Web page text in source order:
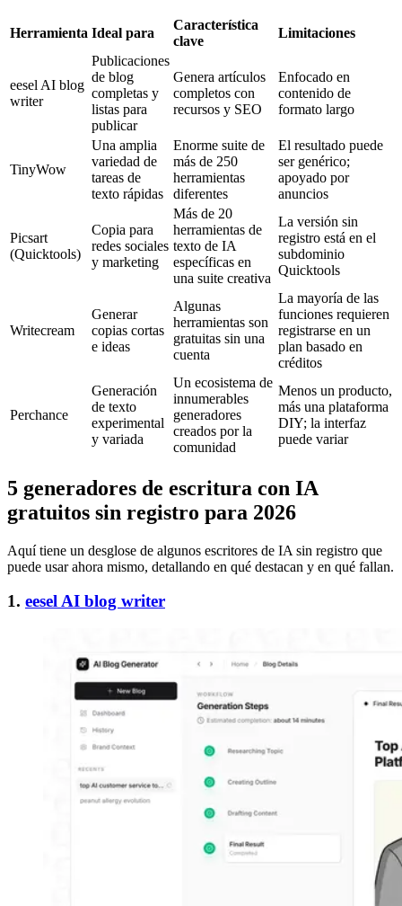
Herramienta Ideal para
Característica
clave
Limitaciones
eesel AI blog
writer
Publicaciones
de blog
completas y
listas para
publicar
Genera artículos
completos con
recursos y SEO
Enfocado en
contenido de
formato largo
TinyWow
Una amplia
variedad de
tareas de
texto rápidas
Enorme suite de
más de 250
herramientas
diferentes
El resultado puede
ser genérico;
apoyado por
anuncios
Picsart
(Quicktools)
Copia para
redes sociales
y marketing
Más de 20
herramientas de
texto de IA
específicas en
una suite creativa
La versión sin
registro está en el
subdominio
Quicktools
Writecream
Generar
copias cortas
e ideas
Algunas
herramientas son
gratuitas sin una
cuenta
La mayoría de las
funciones requieren
registrarse en un
plan basado en
créditos
Perchance
Generación
de texto
experimental
y variada
Un ecosistema de
innumerables
generadores
creados por la
comunidad
Menos un producto,
más una plataforma
DIY; la interfaz
puede variar
5 generadores de escritura con IA
gratuitos sin registro para 2026
Aquí tiene un desglose de algunos escritores de IA sin registro que
puede usar ahora mismo, detallando en qué destacan y en qué fallan.
1. eesel AI blog writer